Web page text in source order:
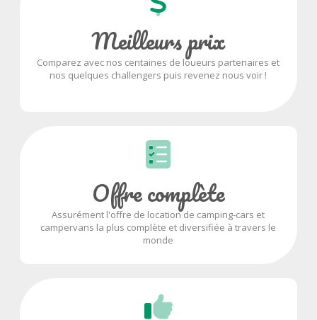
Meilleurs prix
Comparez avec nos centaines de loueurs partenaires et
nos quelques challengers puis revenez nous voir !
Offre complète
Assurément l'offre de location de camping-cars et
campervans la plus complète et diversifiée à travers le
monde